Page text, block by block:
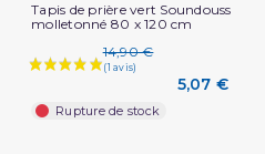
Tapis de prière vert Soundouss
molletonné 80 x 120 cm
14,90 €
5,07 €
Rupture de stock